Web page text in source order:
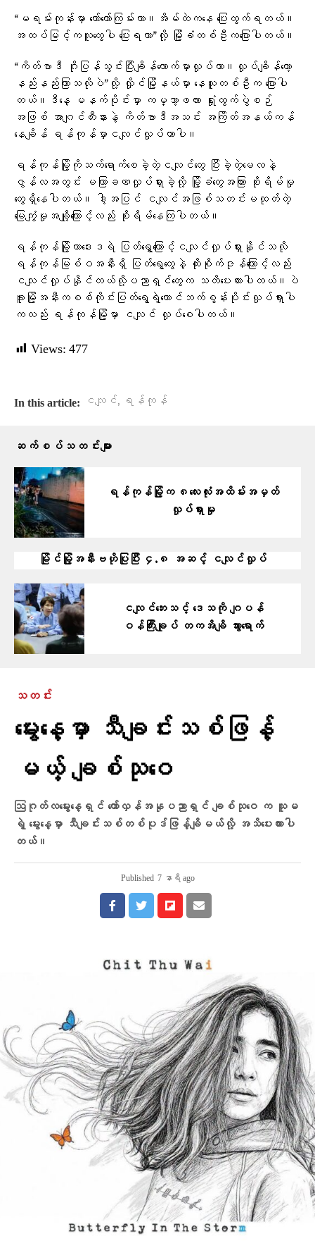
“မရမ်းကုန်းမှာ တော်တော်ကြမ်းတာ။အိမ်ထဲကနေ ပြေးထွက်ရတယ်။
အထပ်မြင့်ကလူတွေပါ ပြေးရတာ”လို့ မြို့ခံတစ်ဦးကပြောပါတယ်။
“ကိတ်ဗာဒီ ဂိုးပြန်သွင်းပြီးချိန်လောက်မှာလှုပ်တာ။လှုပ်ချိန်တော့
နည်းနည်းကြာသလိုပဲ”လို့ လှိုင်မြို့နယ်မှာ နေသူတစ်ဦးက ပြောပါ
တယ်။ဒီနေ့ မနက်ပိုင်းမှာ ကမ္ဘာ့ဖလား ရှုံးထွက်ပွဲစဉ်
အဖြစ် အာဂျင်တီးနားနဲ့ ကိတ်ဗာဒီအသင်း အကြိတ်အနယ်ကန်
နေချိန် ရန်ကုန်မှာငလျင်လှုပ်တာပါ။
ရန်ကုန်မြို့ကိုသက်ရောက်စေခဲ့တဲ့ငလျင်တွေ ပြီးခဲ့တဲ့မေလနဲ့
ဇွန်လအတွင်း မကြာခဏလှုပ်ရှားခဲ့လို့ မြို့ခံတွေအကြား စိုးရိမ်မှု
တွေရှိနေပါတယ်။ ဒါ့အပြင် ငလျင်အဖြစ်သတင်းမထုတ်တဲ့
မြေကျွံမှုအချို့ကြောင့်လည်း စိုးရိမ်နေကြပါတယ်။
ရန်ကုန်မြို့ဟာဒေးဒရဲ ပြတ်ရွှေ့ကြောင့်ငလျင်လှုပ်ရှားနိုင်သလို
ရန်ကုန်မြစ်ဝအနီးရှိ ပြတ်ရွေ့တွေနဲ့ ထိုးစိုက်ဇုန်ကြောင့်လည်း
ငလျင်လှုပ်နိုင်တယ်လို့ပညာရှင်တွေက သတိပေးထားပါတယ်။ပဲ
ခူးမြို့အနီးကစစ်ကိုင်းပြတ်ရွေ့ရဲ့တောင်ဘက်စွန်းပိုင်းလှုပ်ရှားပါ
ကလည်း ရန်ကုန်မြို့မှာ ငလျင် လှုပ်စေပါတယ်။
Views: 477
In this article: ငလျင်, ရန်ကုန်
ဆက်စပ်သတင်းများ
ရန်ကုန်မြို့က ၈လေးလုံးအထိမ်းအမှတ်
လှုပ်ရှားမှု
မြိုင်မြို့အနီးဗဟိုပြုပြီး ၄.၈ အဆင့် ငလျင်လှုပ်
ငလျင်ဘေးသင့် ဒေသကို ဂျပန်
ဝန်ကြီးချုပ် တကအိချိ သွားရောက်
သတင်း
မွေးနေ့မှာ သီချင်းသစ်ဖြန့်
မယ့် ချစ်သုဝေ
ဩဂုတ်လမွေးနေ့ရှင် တော်လှန်အနုပညာရှင် ချစ်သုဝေ က သူမ
ရဲ့ မွေးနေ့မှာ သီချင်းသစ်တစ်ပုဒ်ဖြန့်ချိမယ်လို့ အသိပေးထားပါ
တယ်။
Published 7 နာရီ ago